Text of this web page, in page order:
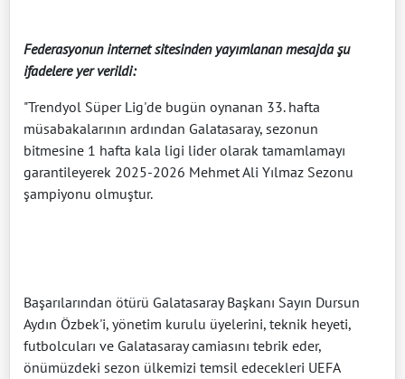
Federasyonun internet sitesinden yayımlanan mesajda şu
ifadelere yer verildi:
"Trendyol Süper Lig'de bugün oynanan 33. hafta
müsabakalarının ardından Galatasaray, sezonun
bitmesine 1 hafta kala ligi lider olarak tamamlamayı
garantileyerek 2025-2026 Mehmet Ali Yılmaz Sezonu
şampiyonu olmuştur.
Başarılarından ötürü Galatasaray Başkanı Sayın Dursun
Aydın Özbek'i, yönetim kurulu üyelerini, teknik heyeti,
futbolcuları ve Galatasaray camiasını tebrik eder,
önümüzdeki sezon ülkemizi temsil edecekleri UEFA